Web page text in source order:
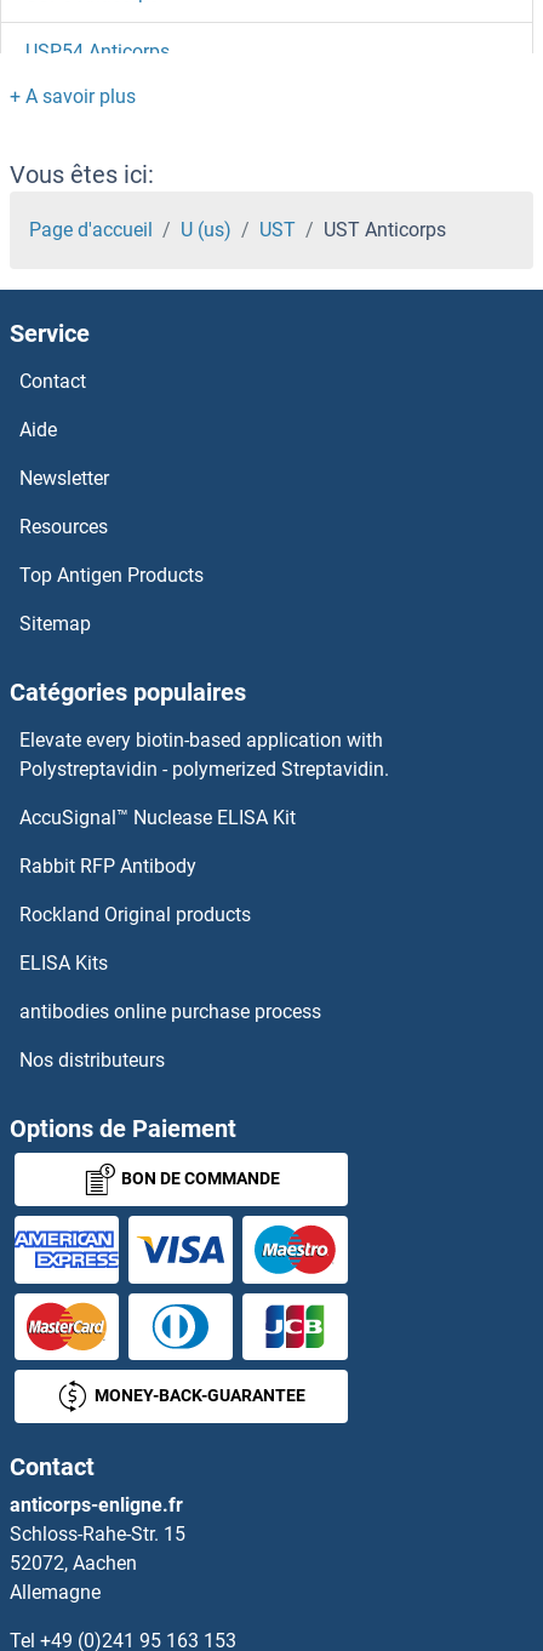
USP54 Anticorps
USP53 Anticorps
USP50 Anticorps
USP5 Anticorps
USP48 Anticorps
USP47 Anticorps
USP44 Anticorps
USP43 Anticorps
USP42 Anticorps
USP4 Anticorps
USP39 Anticorps
USP37 Anticorps
UTP14A Anticorps
UTP14C Anticorps
UTP15 Anticorps
UTP18 Anticorps
UTP20 Anticorps
UTP23 Anticorps
UTP25/DIEXF Anticorps
UTP3 Anticorps
UTP6 Anticorps
Utrophin Anticorps
UTS2R Anticorps
Vous êtes ici:
Page d'accueil U (us) UST UST Anticorps
Service
Contact
Aide
Newsletter
Resources
Top Antigen Products
Sitemap
Catégories populaires
Elevate every biotin-based application with
Polystreptavidin - polymerized Streptavidin.
AccuSignal™ Nuclease ELISA Kit
Rabbit RFP Antibody
Rockland Original products
ELISA Kits
antibodies online purchase process
Nos distributeurs
Options de Paiement
BON DE COMMANDE
MONEY-BACK-GUARANTEE
Contact
anticorps-enligne.fr
Schloss-Rahe-Str. 15
52072, Aachen
Allemagne
Tel +49 (0)241 95 163 153